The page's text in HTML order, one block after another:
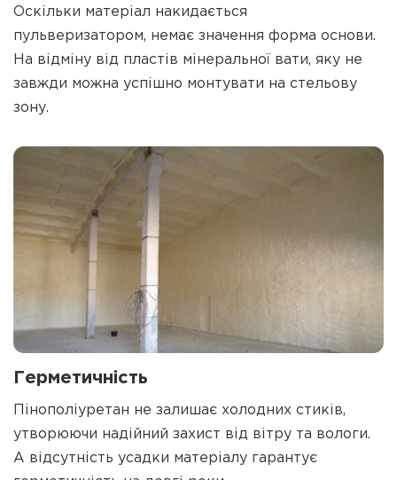
Оскільки матеріал накидається
пульверизатором, немає значення форма основи.
На відміну від пластів мінеральної вати, яку не
завжди можна успішно монтувати на стельову
зону.
Герметичність
Пінополіуретан не залишає холодних стиків,
утворюючи надійний захист від вітру та вологи.
А відсутність усадки матеріалу гарантує